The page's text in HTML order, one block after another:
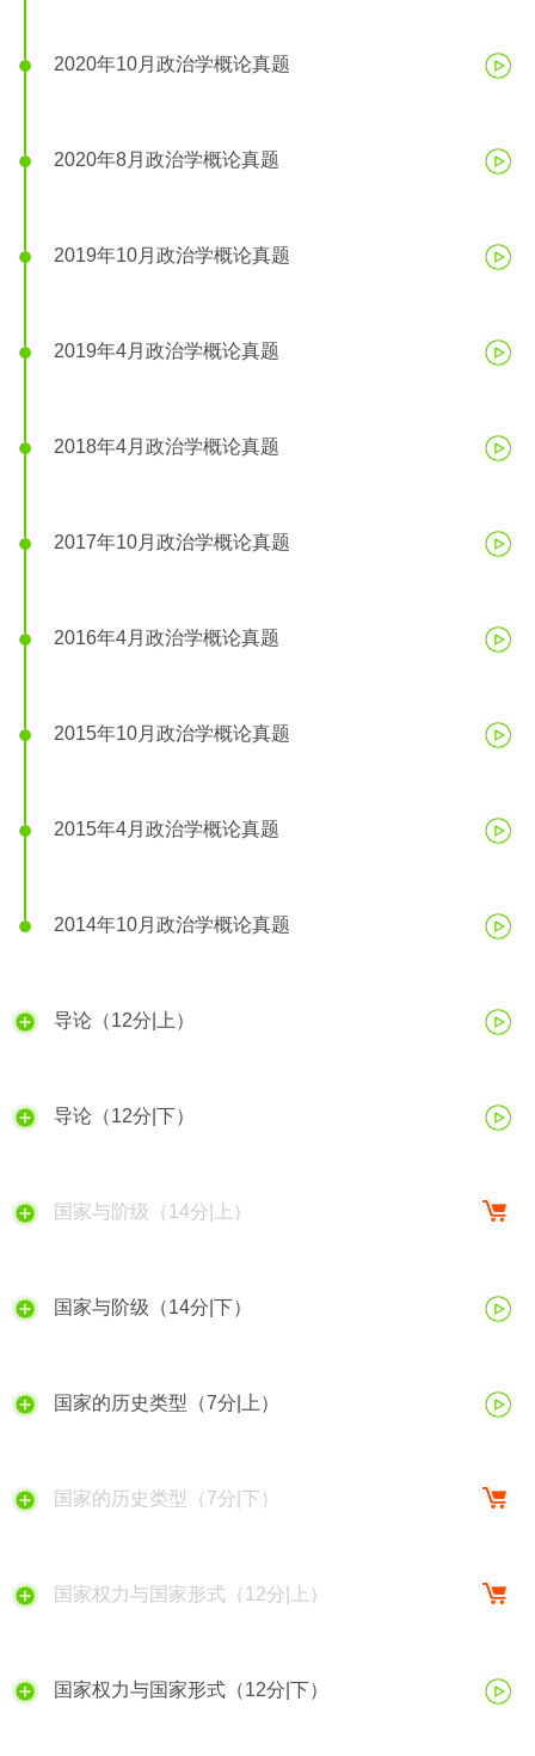
2022年10月政治学概论真题
2020年10月政治学概论真题
2020年8月政治学概论真题
2019年10月政治学概论真题
2019年4月政治学概论真题
2018年4月政治学概论真题
2017年10月政治学概论真题
2016年4月政治学概论真题
2015年10月政治学概论真题
2015年4月政治学概论真题
2014年10月政治学概论真题
导论（12分|上）
导论（12分|下）
国家与阶级（14分|上）
国家与阶级（14分|下）
国家的历史类型（7分|上）
国家的历史类型（7分|下）
国家权力与国家形式（12分|上）
国家权力与国家形式（12分|下）